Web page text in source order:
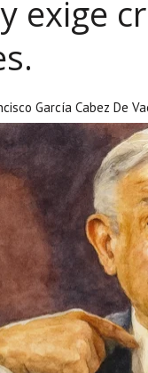
exige
García Cabez De